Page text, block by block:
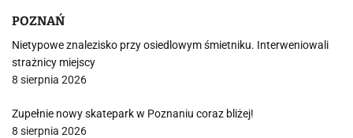
POZNAŃ
Nietypowe znalezisko przy osiedlowym śmietniku. Interweniowali
strażnicy miejscy
8 sierpnia 2026
Zupełnie nowy skatepark w Poznaniu coraz bliżej!
8 sierpnia 2026